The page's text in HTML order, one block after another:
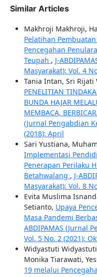
Similar Articles
Makhroji Makhroji,
Pelatihan
Pencegahan
Teupah , J-
Masyarakat): Vol. 4
Tania Intan, Sri
PENELITIAN
BUNDA HAJAR
MEMBACA,
(Jurnal Pengabdian
(2018): April
Sari Yustiana,
Implementasi
Penerapan Perilaku
Betahwalang , J-
Masyarakat): Vol. 8
Evita Muslima
Setianto, Upaya
Masa Pandemi
ABDIPAMAS (Jurnal
Vol. 5 No. 2 (2021):
Widyastuti
Monika Tiarawati,
19 melalui